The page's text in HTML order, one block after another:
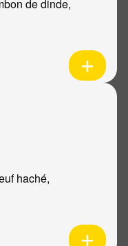
de dinde,
haché,